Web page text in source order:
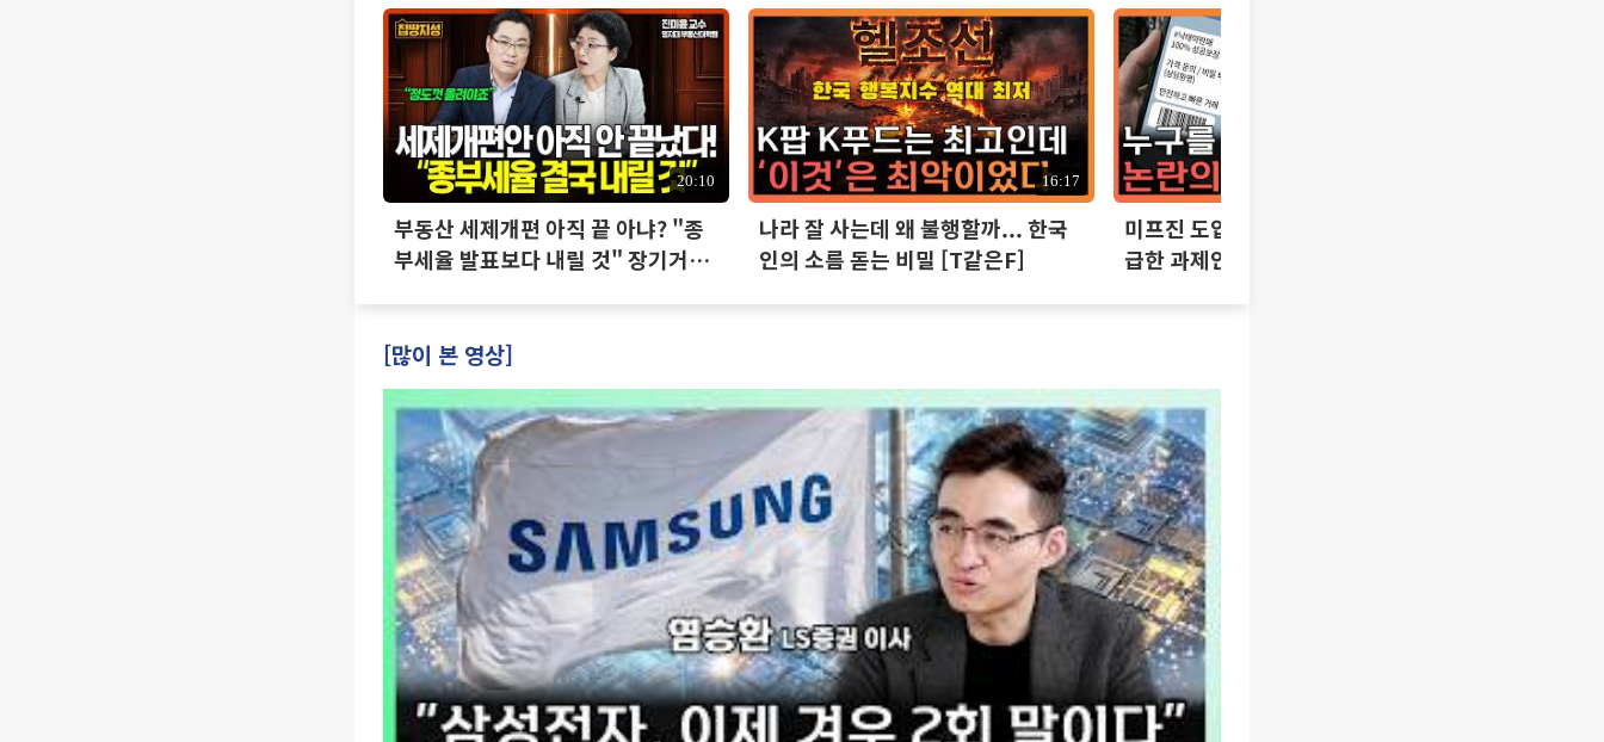
20:10
부동산 세제개편 아직 끝 아냐? "종
부세율 발표보다 내릴 것" 장기거주
16:17
나라 잘 사는데 왜 불행할까... 한국
인의 소름 돋는 비밀 [T같은F]
미프진 도입 논란, 시기상조인가 시
급한 과제인가 [T같은F]
[많이 본 영상]